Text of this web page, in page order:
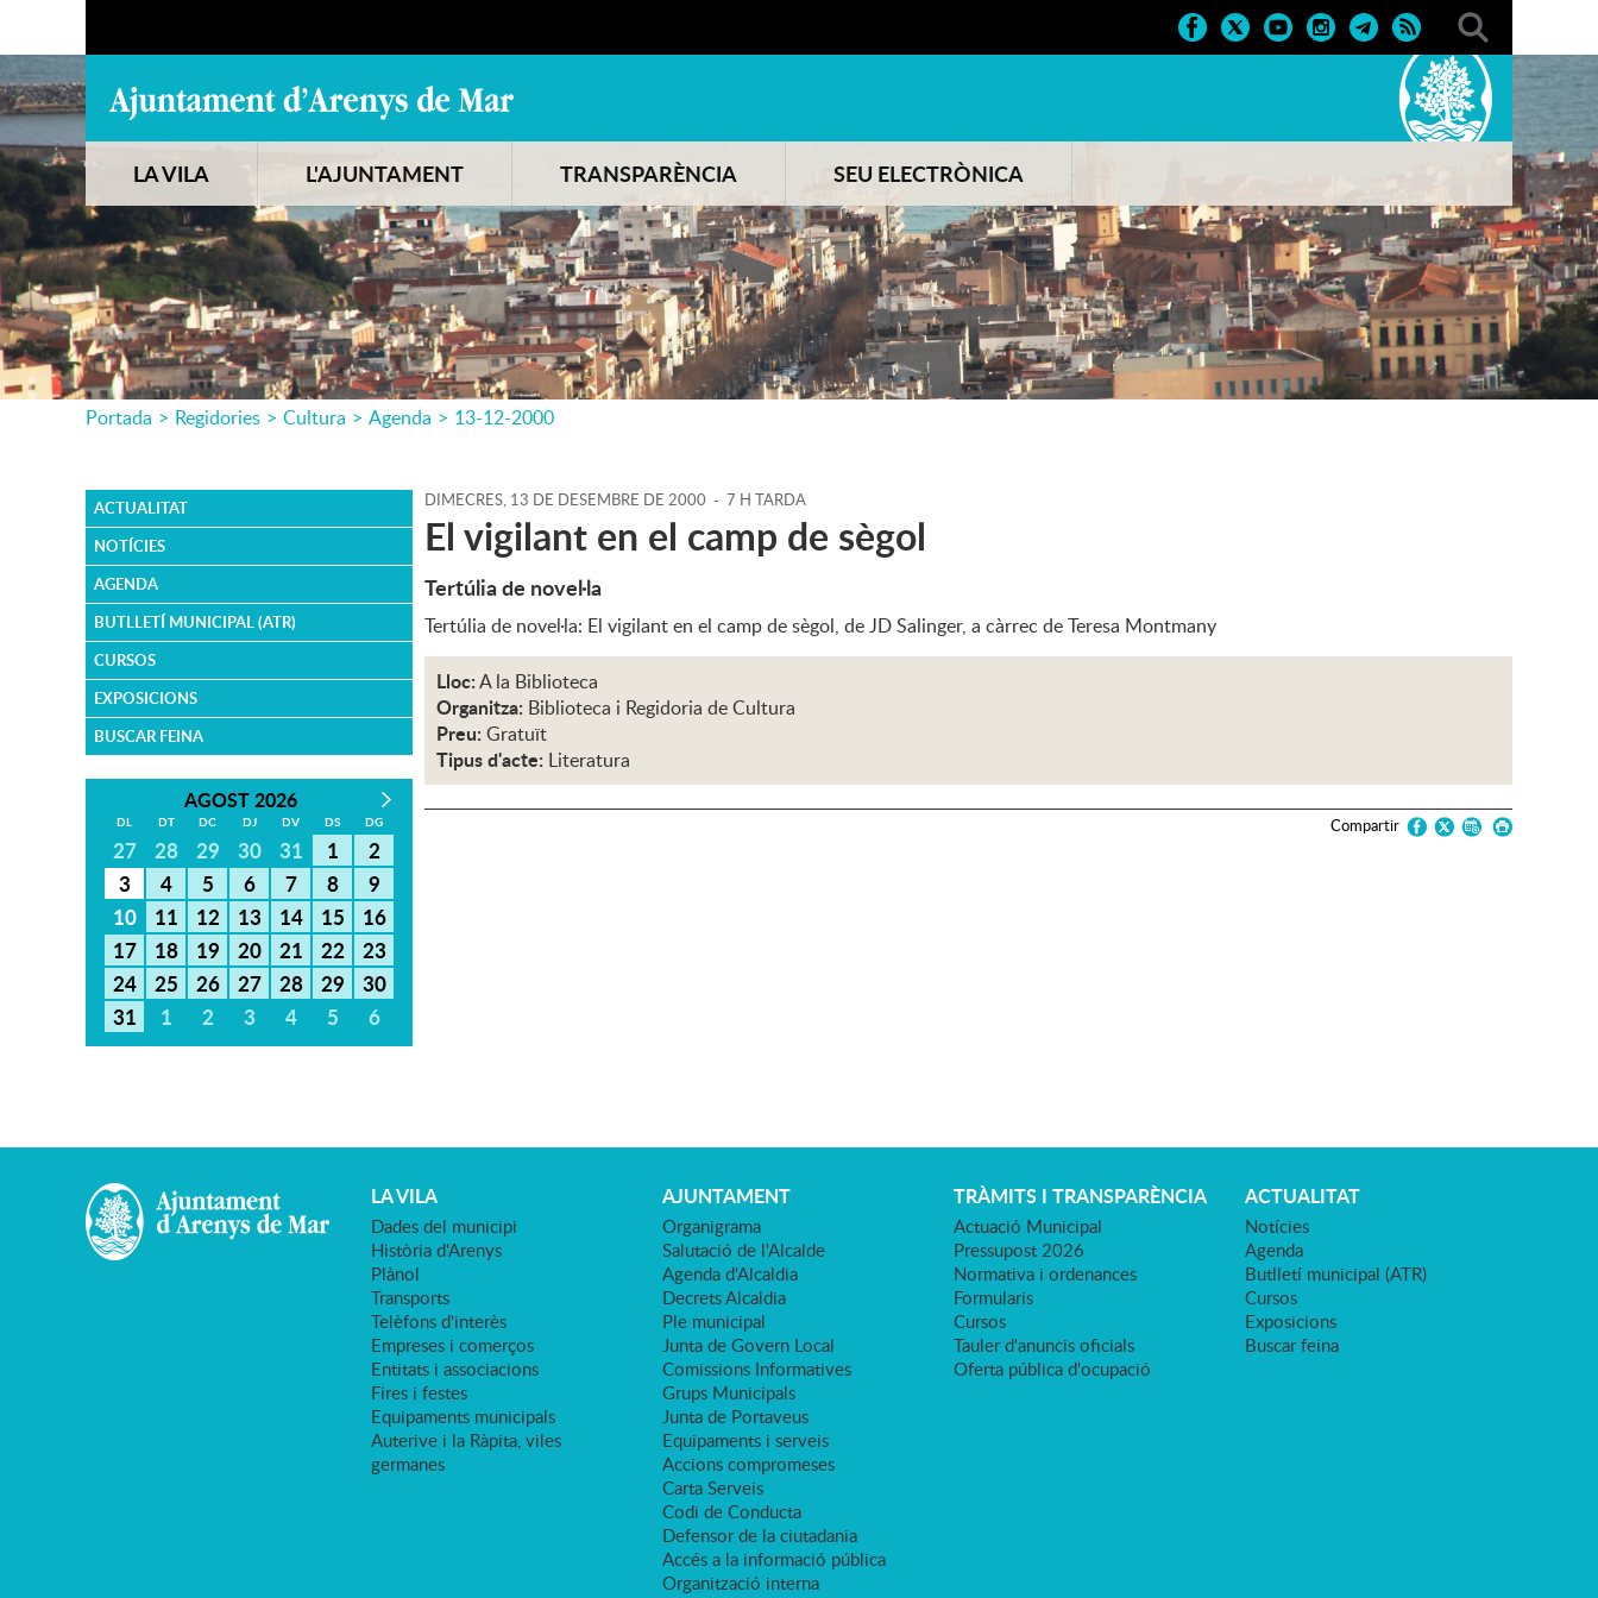
LA VILA L'AJUNTAMENT TRANSPARÈNCIA SEU ELECTRÒNICA
Portada > Regidories > Cultura > Agenda > 13-12-2000
ACTUALITAT
NOTÍCIES
AGENDA
BUTLLETÍ MUNICIPAL (ATR)
CURSOS
EXPOSICIONS
BUSCAR FEINA
AGOST 2026
DL DT DC DJ DV DS DG
27 28 29 30 31 1
2
3
4 5 6 7 8
9
10
11 12 13 14 15
16
17
18 19 20 21 22
23
24
25 26 27 28 29
30
31
1 2 3 4 5 6
DIMECRES, 13 DE DESEMBRE DE 2000 - 7 H TARDA
El vigilant en el camp de sègol
Tertúlia de novel·la
Tertúlia de novel·la: El vigilant en el camp de sègol, de JD Salinger, a càrrec de Teresa Montmany
Lloc:A la Biblioteca
Organitza: Biblioteca i Regidoria de Cultura
Preu: Gratuït
Tipus d'acte: Literatura
Compartir
LA VILA
Dades del municipi
Història d'Arenys
Plànol
Transports
Telèfons d'interès
Empreses i comerços
Entitats i associacions
Fires i festes
Equipaments municipals
Auterive i la Ràpita, viles
germanes
AJUNTAMENT
Organigrama
Salutació de l'Alcalde
Agenda d'Alcaldia
Decrets Alcaldia
Ple municipal
Junta de Govern Local
Comissions Informatives
Grups Municipals
Junta de Portaveus
Equipaments i serveis
Accions compromeses
Carta Serveis
Codi de Conducta
Defensor de la ciutadania
Accés a la informació pública
Organització interna
TRÀMITS I TRANSPARÈNCIA
Actuació Municipal
Pressupost 2026
Normativa i ordenances
Formularis
Cursos
Tauler d'anuncis oficials
Oferta pública d'ocupació
ACTUALITAT
Notícies
Agenda
Butlletí municipal (ATR)
Cursos
Exposicions
Buscar feina